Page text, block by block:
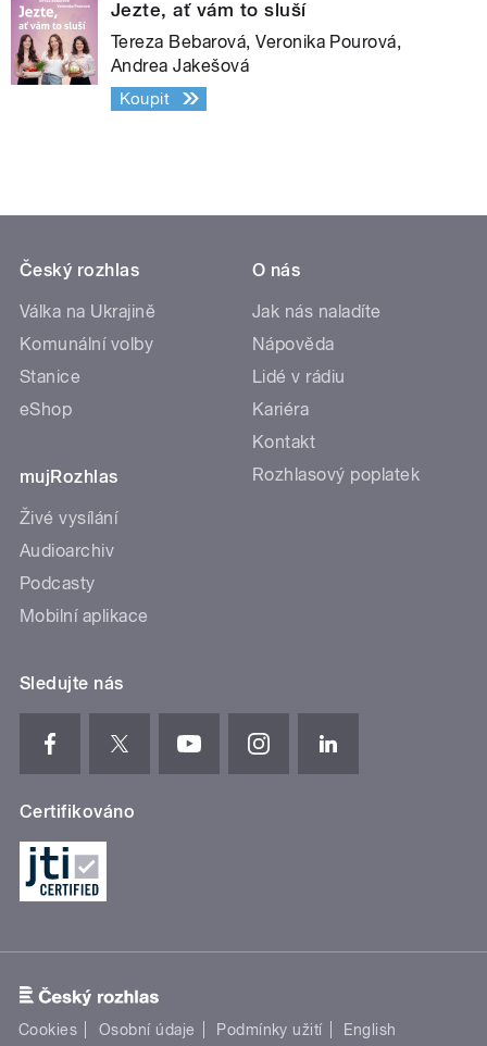
Jezte, ať vám to sluší
Tereza Bebarová, Veronika Pourová,
Andrea Jakešová
Koupit
Český rozhlas
Válka na Ukrajině
Komunální volby
Stanice
eShop
mujRozhlas
Živé vysílání
Audioarchiv
Podcasty
Mobilní aplikace
O nás
Jak nás naladíte
Nápověda
Lidé v rádiu
Kariéra
Kontakt
Rozhlasový poplatek
Sledujte nás
Certifikováno
Cookies Osobní údaje Podmínky užití English